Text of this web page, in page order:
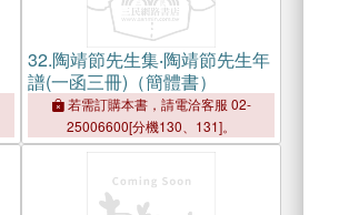
32.陶靖節先生集‧陶靖節先生年
譜(一函三冊)（簡體書）
若需訂購本書，請電洽客服 02-
25006600[分機130、131]。